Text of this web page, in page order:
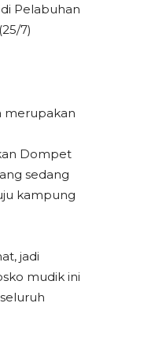
Pelabuhan
7)
merupakan
Dompet
sedang
kampung
jadi
mudik ini